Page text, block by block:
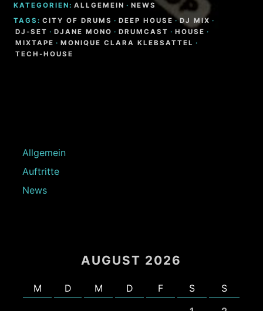
KATEGORIEN: ALLGEMEIN · NEWS
TAGS: CITY OF DRUMS · DEEP HOUSE · DJ MIX ·
DJ-SET · DJANE MONO · DRUMCAST · HOUSE ·
MIXTAPE · MONIQUE CLARA KLEBSATTEL ·
TECH-HOUSE
Allgemein
Auftritte
News
AUGUST 2026
M D M D F S
S